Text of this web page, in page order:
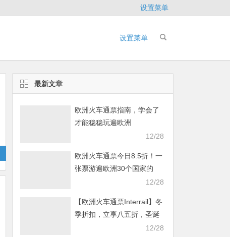
设置菜单
设置菜单
最新文章
欧洲火车通票指南，学会了
才能稳稳玩遍欧洲
12/28
欧洲火车通票今日8.5折！一
张票游遍欧洲30个国家的
12/28
【欧洲火车通票Interrail】冬
季折扣，立享八五折，圣诞
12/28